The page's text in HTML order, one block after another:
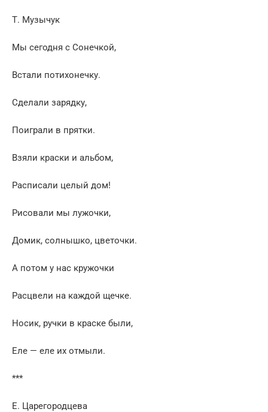
Т. Музычук
Мы сегодня с Сонечкой,
Встали потихонечку.
Сделали зарядку,
Поиграли в прятки.
Взяли краски и альбом,
Расписали целый дом!
Рисовали мы лужочки,
Домик, солнышко, цветочки.
А потом у нас кружочки
Расцвели на каждой щечке.
Носик, ручки в краске были,
Еле — еле их отмыли.
***
Е. Царегородцева